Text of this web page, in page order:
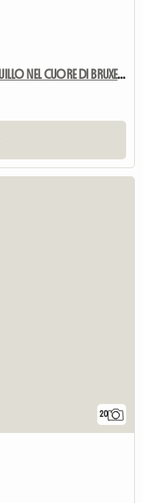
🏡 CAMERA 9 – GRANDE SOPPALCO TRANQUILLO NEL CUORE DI BRUXELLES
20